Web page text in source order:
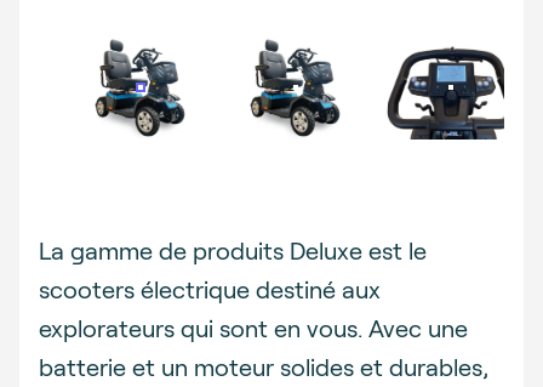
Description
La gamme de produits Deluxe est le
scooters électrique destiné aux
explorateurs qui sont en vous. Avec une
batterie et un moteur solides et durables,